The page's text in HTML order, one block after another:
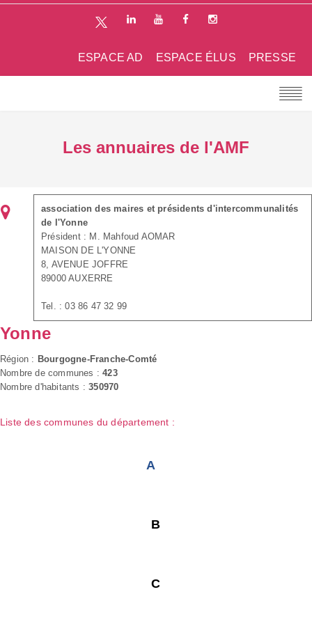
PRESSE
ESPACE ÉLUS
ESPACE AD
Les annuaires de l'AMF
association des maires et présidents d'intercommunalités
de l'Yonne
Président : M. Mahfoud AOMAR
MAISON DE L'YONNE
8, AVENUE JOFFRE
89000 AUXERRE
Tel. : 03 86 47 32 99
Yonne
Région : Bourgogne-Franche-Comté
Nombre de communes :423
Nombre d'habitants :350970
Liste des communes du département :
A
B
C